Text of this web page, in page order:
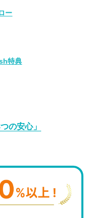
ー
特典
の安心」